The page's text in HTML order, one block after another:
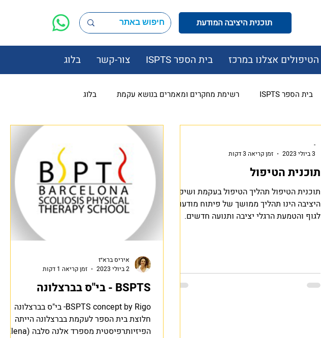
הטיפולים אצלנו במרכז בית הספר ISPTS צור-קשר בלוג
תוכנית היציבה המודעת
בית הספר ISPTS רשימת מחקרים ומאמרים בנושא עקמת בלוג
תוכנית הטיפול
תוכנית הטיפול תהליך הטיפול בעקמת ושיפור
היציבה הינו תהליך ממושך של פיתוח מודעות
לגוף והטמעת הרגלי יציבה ותנועה חדשים.
-
3 ביולי 2023
זמן קריאה 3 דקות
BSPTS - בי"ס בברצלונה
BSPTS concept by Rigo- בי"ס בברצלונה
חלוצת בית הספר לעקמת בברצלונה הייתה
הפיזיותרפיסטית מספרד אלנה סלבה (Elena
איריס ברא״ז
2 ביולי 2023
זמן קריאה 1 דקות